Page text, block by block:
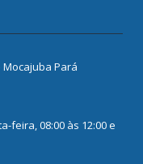
Mocajuba Pará
feira, 08:00 às 12:00 e